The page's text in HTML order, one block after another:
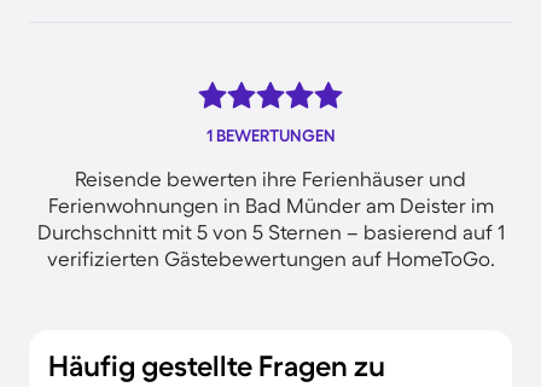
1 BEWERTUNGEN
Reisende bewerten ihre Ferienhäuser und
Ferienwohnungen in Bad Münder am Deister im
Durchschnitt mit 5 von 5 Sternen – basierend auf 1
verifizierten Gästebewertungen auf HomeToGo.
Häufig gestellte Fragen zu